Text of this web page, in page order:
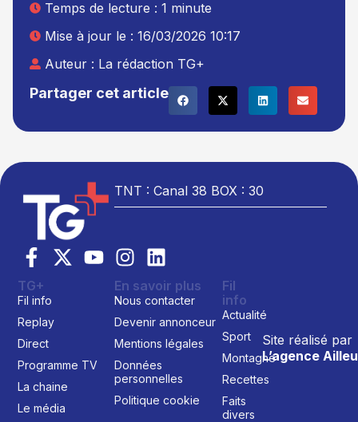
Partager cet article
Temps de lecture : 1 minute
Mise à jour le : 16/03/2026 10:17
Auteur : La rédaction TG+
TNT : Canal 38 BOX : 30
Site réalisé par
L’agence
TG+
Fil info
Replay
Direct
Programme TV
La chaine
Le média
En savoir plus
Nous contacter
Devenir annonceur
Mentions légales
Données
personnelles
Politique cookie
Fil
info
Actualité
Sport
Montagne
Recettes
Faits
divers